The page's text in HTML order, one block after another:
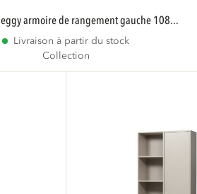
meggy armoire de rangement gauche 108...
Livraison à partir du stock
Collection